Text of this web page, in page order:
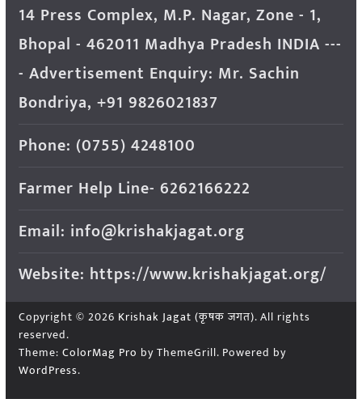
14 Press Complex, M.P. Nagar, Zone - 1,
Bhopal - 462011 Madhya Pradesh INDIA ---
- Advertisement Enquiry: Mr. Sachin
Bondriya, +91 9826021837
Phone: (0755) 4248100
Farmer Help Line- 6262166222
Email: info@krishakjagat.org
Website: https://www.krishakjagat.org/
Copyright © 2026 Krishak Jagat (कृषक जगत). All rights
reserved.
Theme: ColorMag Pro by ThemeGrill. Powered by
WordPress.